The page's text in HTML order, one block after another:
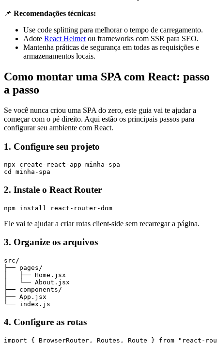
📌 Recomendações técnicas:
Use code splitting para melhorar o tempo de carregamento.
Adote React Helmet ou frameworks com SSR para SEO.
Mantenha práticas de segurança em todas as requisições e
armazenamentos locais.
Como montar uma SPA com React: passo
a passo
Se você nunca criou uma SPA do zero, este guia vai te ajudar a
começar com o pé direito. Aqui estão os principais passos para
configurar seu ambiente com React.
1. Configure seu projeto
npx create-react-app minha-spa
cd minha-spa
2. Instale o React Router
npm install react-router-dom
Ele vai te ajudar a criar rotas client-side sem recarregar a página.
3. Organize os arquivos
src/
├── pages/
│   ├── Home.jsx
│   └── About.jsx
├── components/
├── App.jsx
└── index.js
4. Configure as rotas
import { BrowserRouter, Routes, Route } from "react-